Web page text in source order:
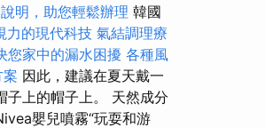
明，助您輕鬆辦理 韓國
力的現代科技 氣結調理療
您家中的漏水困擾 各種風
因此，建議在夏天戴一
子上的帽子上。 天然成分
嬰兒噴霧“玩耍和游